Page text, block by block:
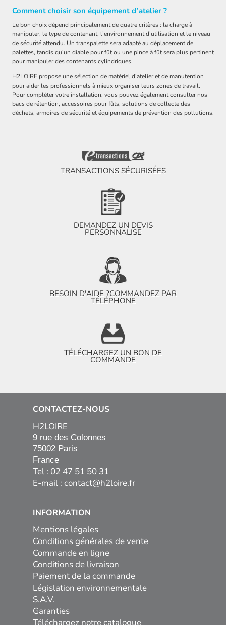
Comment choisir son équipement d’atelier ?
Le bon choix dépend principalement de quatre critères : la charge à
manipuler, le type de contenant, l’environnement d’utilisation et le niveau
de sécurité attendu. Un transpalette sera adapté au déplacement de
palettes, tandis qu’un diable pour fût ou une pince à fût sera plus pertinent
pour manipuler des contenants cylindriques.
H2LOIRE propose une sélection de matériel d’atelier et de manutention
pour aider les professionnels à mieux organiser leurs zones de travail.
Pour compléter votre installation, vous pouvez également consulter nos
bacs de rétention, accessoires pour fûts, solutions de collecte des
déchets, armoires de sécurité et équipements de prévention des pollutions.
TRANSACTIONS SÉCURISÉES
DEMANDEZ UN DEVIS
PERSONNALISE
BESOIN D'AIDE ?COMMANDEZ PAR
TÉLÉPHONE
TÉLÉCHARGEZ UN BON DE
COMMANDE
CONTACTEZ-NOUS
H2LOIRE
9 rue des Colonnes
75002 Paris
France
Tel : 02 47 51 50 31
E-mail : contact@h2loire.fr
INFORMATION
Mentions légales
Conditions générales de vente
Commande en ligne
Conditions de livraison
Paiement de la commande
Législation environnementale
S.A.V.
Garanties